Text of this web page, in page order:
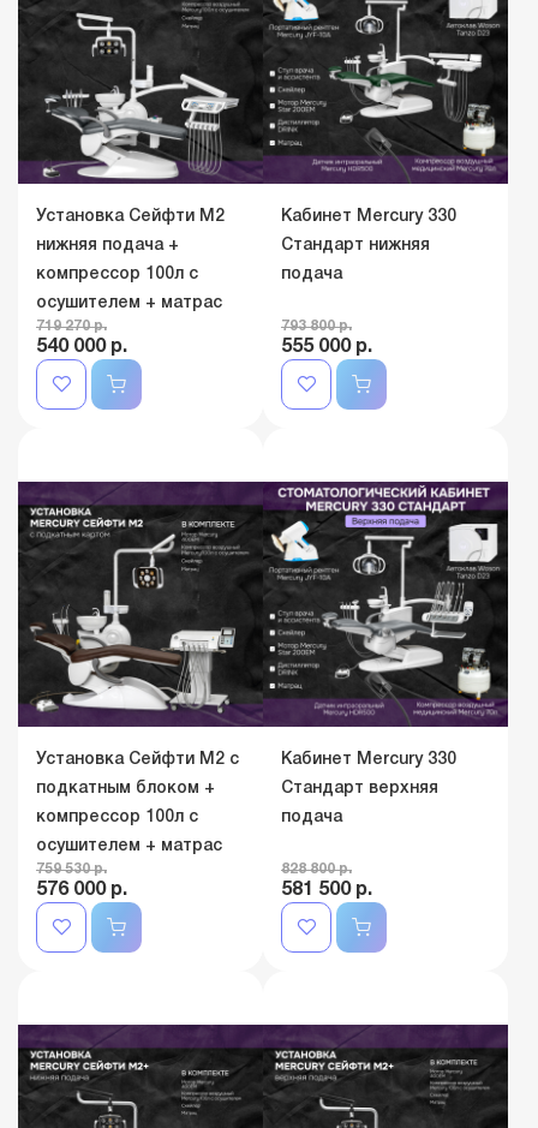
Установка Сейфти M2
нижняя подача +
компрессор 100л с
осушителем + матрас
719 270 р.
540 000 р.
Кабинет Mercury 330
Стандарт нижняя
подача
793 800 р.
555 000 р.
Установка Сейфти M2 с
подкатным блоком +
компрессор 100л с
осушителем + матрас
759 530 р.
576 000 р.
Кабинет Mercury 330
Стандарт верхняя
подача
828 800 р.
581 500 р.